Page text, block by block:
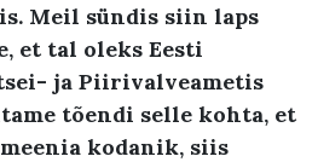
Meil sündis siin laps
et tal oleks Eesti
ja Piirivalveametis
tõendi selle kohta, et
kodanik, siis